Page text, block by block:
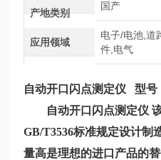
产地类别
国产
应用领域
电子/电池,道
件,电气
自动开口闪点测定仪 型号
自动开口闪点测定仪
GB/T3536标准规定设计制
量高是理想的进口产品的